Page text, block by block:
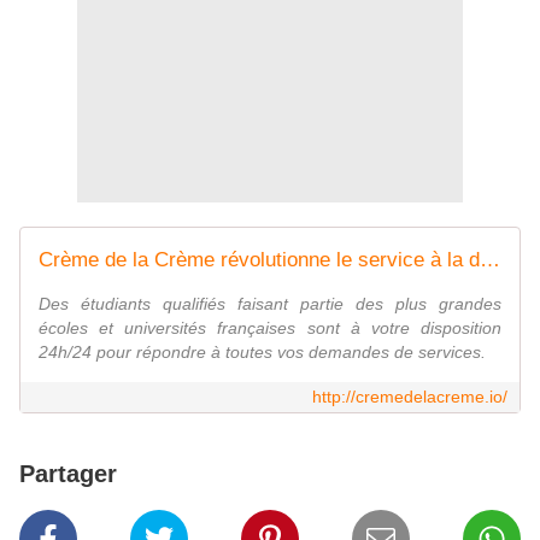
Crème de la Crème révolutionne le service à la demande, grâce au SMS.
Des étudiants qualifiés faisant partie des plus grandes
écoles et universités françaises sont à votre disposition
24h/24 pour répondre à toutes vos demandes de services.
http://cremedelacreme.io/
Partager